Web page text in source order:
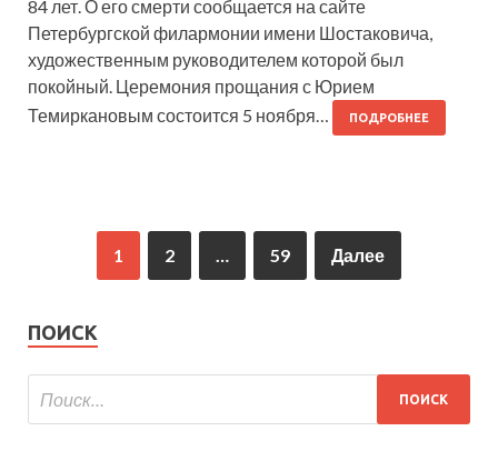
84 лет. О его смерти сообщается на сайте
Петербургской филармонии имени Шостаковича,
художественным руководителем которой был
покойный. Церемония прощания с Юрием
Темиркановым состоится 5 ноября…
ПОДРОБНЕЕ
1 2 … 59 Далее
ПОИСК